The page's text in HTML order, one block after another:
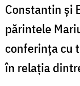
Constantin și
părintele
conferința cu
în relația